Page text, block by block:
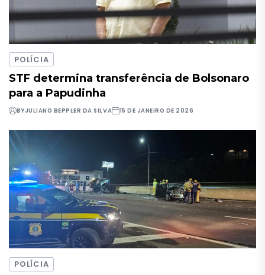
POLÍCIA
STF determina transferência de Bolsonaro
para a Papudinha
BYJULIANO BEPPLER DA SILVA 15 DE JANEIRO DE 2026
POLÍCIA